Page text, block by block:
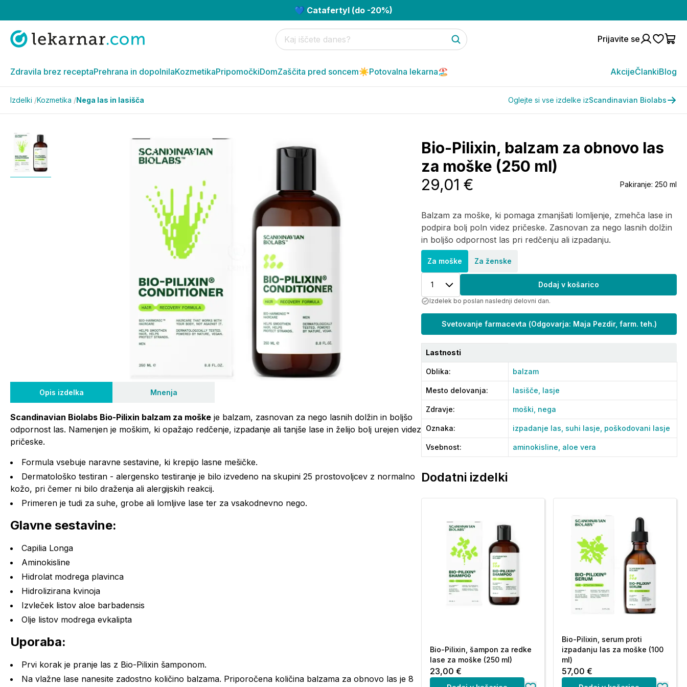
💙 Catafertyl (do -20%)
Prijavite se
Zdravila brez receptaPrehrana in dopolnilaKozmetikaPripomočkiDomZaščita pred soncem☀️Potovalna lekarna🏖️ AkcijeČlankiBlog
Izdelki /Kozmetika /Nega las in lasišča Oglejte si vse izdelke izScandinavian Biolabs
Opis izdelka Mnenja
Scandinavian Biolabs Bio-Pilixin balzam za moške je balzam, zasnovan za nego lasnih dolžin in boljšo
odpornost las. Namenjen je moškim, ki opažajo redčenje, izpadanje ali tanjše lase in želijo bolj urejen videz
pričeske.
Formula vsebuje naravne sestavine, ki krepijo lasne mešičke.
Dermatološko testiran - alergensko testiranje je bilo izvedeno na skupini 25 prostovoljcev z normalno
kožo, pri čemer ni bilo draženja ali alergijskih reakcij.
Primeren je tudi za suhe, grobe ali lomljive lase ter za vsakodnevno nego.
Glavne sestavine:
Capilia Longa
Aminokisline
Hidrolat modrega plavinca
Hidrolizirana kvinoja
Izvleček listov aloe barbadensis
Olje listov modrega evkalipta
Uporaba:
Prvi korak je pranje las z Bio-Pilixin šamponom.
Na vlažne lase nanesite zadostno količino balzama. Priporočena količina balzama za obnovo las je 8
Bio-Pilixin, balzam za obnovo las
za moške (250 ml)
Balzam za moške, ki pomaga zmanjšati lomljenje, zmehča lase in
podpira bolj poln videz pričeske. Zasnovan za nego lasnih dolžin
in boljšo odpornost las pri redčenju ali izpadanju.
Za moške Za ženske
29,01 € Pakiranje: 250 ml
1 Dodaj v košarico
Izdelek bo poslan naslednji delovni dan.
Svetovanje farmacevta (Odgovarja: Maja Pezdir, farm. teh.)
Lastnosti
Oblika: balzam
Mesto delovanja: lasišče, lasje
Zdravje: moški, nega
Oznaka: izpadanje las, suhi lasje, poškodovani lasje
Vsebnost: aminokisline, aloe vera
Dodatni izdelki
Bio-Pilixin, šampon za redke
lase za moške (250 ml)
23,00 €
Bio-Pilixin, serum proti
izpadanju las za moške (100
ml)
57,00 €